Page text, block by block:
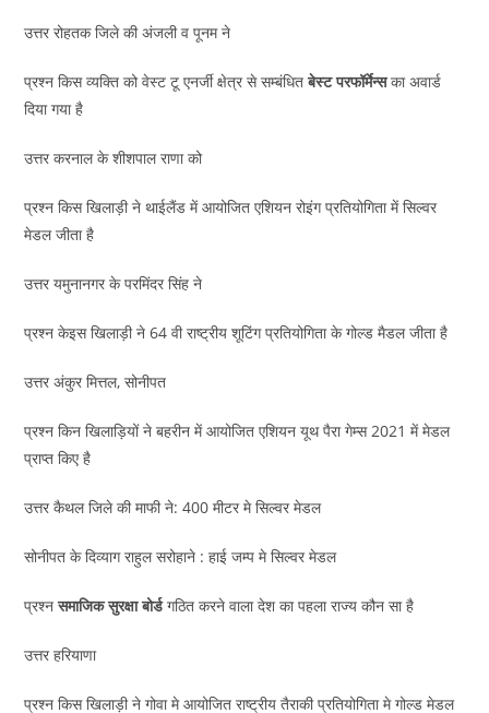
उत्तर रोहतक जिले की अंजली व पूनम ने
प्रश्न किस व्यक्ति को वेस्ट टू एनर्जी क्षेत्र से सम्बंधितबेस्ट परफॉर्मेन्सका अवार्ड
दिया गया है
उत्तर करनाल के शीशपाल राणा को
प्रश्न किस खिलाड़ी ने थाईलैंड में आयोजित एशियन रोइंग प्रतियोगिता में सिल्वर
मेडल जीता है
उत्तर यमुनानगर के परमिंदर सिंह ने
प्रश्न केइस खिलाड़ी ने 64 वी राष्ट्रीय शूटिंग प्रतियोगिता के गोल्ड मैडल जीता है
उत्तर अंकुर मित्तल, सोनीपत
प्रश्न किन खिलाड़ियों ने बहरीन में आयोजित एशियन यूथ पैरा गेम्स 2021 में मेडल
प्राप्त किए है
उत्तर कैथल जिले की माफी ने: 400 मीटर मे सिल्वर मेडल
सोनीपत के दिव्याग राहुल सरोहाने : हाई जम्प मे सिल्वर मेडल
प्रश्नसमाजिक सुरक्षा बोर्डगठित करने वाला देश का पहला राज्य कौन सा है
उत्तर हरियाणा
प्रश्न किस खिलाड़ी ने गोवा मे आयोजित राष्ट्रीय तैराकी प्रतियोगिता मे गोल्ड मेडल